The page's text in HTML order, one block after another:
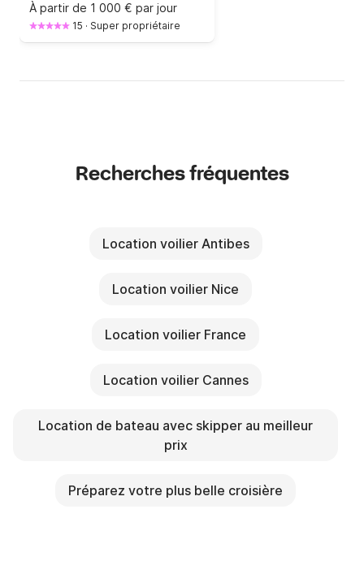
À partir de 1 000 € par jour
15 · Super propriétaire
Recherches fréquentes
Location voilier Antibes
Location voilier Nice
Location voilier France
Location voilier Cannes
Location de bateau avec skipper au meilleur
prix
Préparez votre plus belle croisière